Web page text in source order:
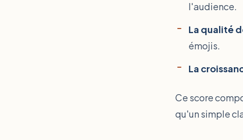
l'audience.
La qualité
émojis.
La
Ce score
qu'un simple